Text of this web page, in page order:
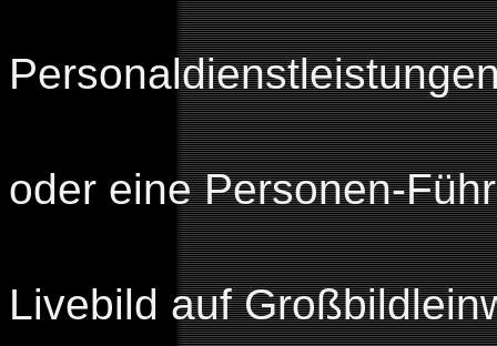
Egal ob
oder eine Personen-
Livebild auf